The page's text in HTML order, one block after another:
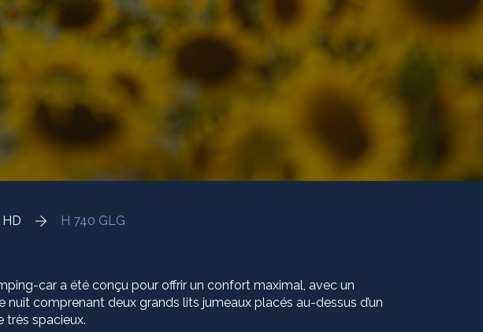
HD H 740 GLG
car a été conçu pour offrir un confort maximal, avec un
nuit comprenant deux grands lits jumeaux placés au-dessus d’un
très spacieux.